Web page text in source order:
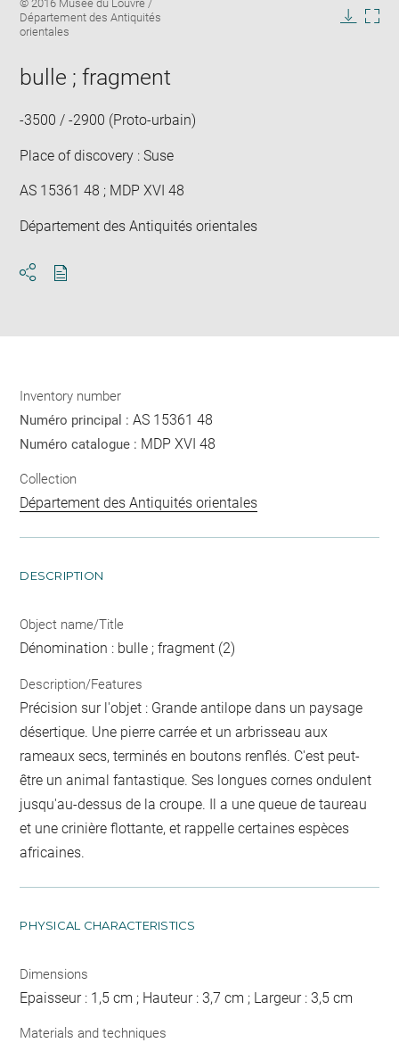
caption:
© 2016 Musée du Louvre /
Département des Antiquités
orientales
bulle ; fragment
-3500 / -2900 (Proto-urbain)
Place of discovery : Suse
AS 15361 48 ; MDP XVI 48
Département des Antiquités orientales
Inventory number
Numéro principal :AS 15361 48
Numéro catalogue : MDP XVI 48
Collection
Département des Antiquités orientales
DESCRIPTION
Object name/Title
Dénomination : bulle ; fragment (2)
Description/Features
Précision sur l'objet : Grande antilope dans un paysage
désertique. Une pierre carrée et un arbrisseau aux
rameaux secs, terminés en boutons renflés. C'est peut-
être un animal fantastique. Ses longues cornes ondulent
jusqu'au-dessus de la croupe. Il a une queue de taureau
et une crinière flottante, et rappelle certaines espèces
africaines.
PHYSICAL CHARACTERISTICS
Dimensions
Epaisseur : 1,5 cm ; Hauteur : 3,7 cm ; Largeur : 3,5 cm
Materials and techniques